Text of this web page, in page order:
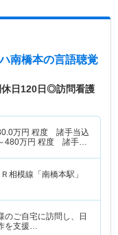
南橋本の言語聴覚
休日120日◎訪問看護
万円 程度 諸手当込
480万円 程度 諸手当
Ｒ相模線「南橋本駅」
のご自宅に訪問し、日
を支援…